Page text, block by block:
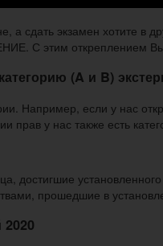
а сдать экзамен хотите в
С этим откреплением
(A и B)
Например, если у нас
прав у нас также есть
достигшие
прошедшие в